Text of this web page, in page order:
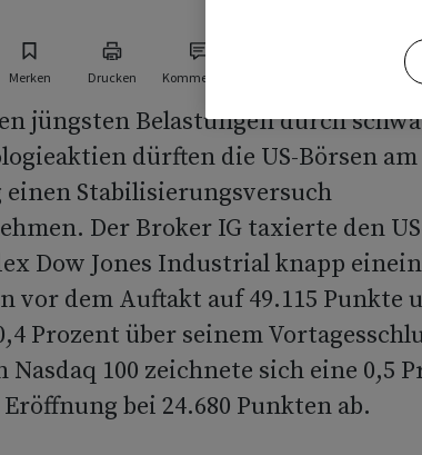
Merken Drucken Kommentare
jüngsten Belastungen durch
dürften die US-Börsen am
einen Stabilisierungsversuch
Der Broker IG taxierte den
Dow Jones Industrial knapp
vor dem Auftakt auf 49.115 Punkte
Prozent über seinem
Nasdaq 100 zeichnete sich eine 0,5
bei 24.680 Punkten ab.